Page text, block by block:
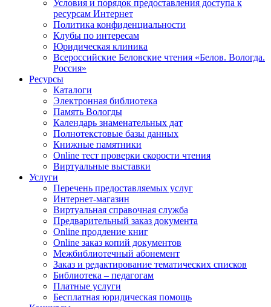
Условия и порядок предоставления доступа к
ресурсам Интернет
Политика конфиденциальности
Клубы по интересам
Юридическая клиника
Всероссийские Беловские чтения «Белов. Вологда.
Россия»
Ресурсы
Каталоги
Электронная библиотека
Память Вологды
Календарь знаменательных дат
Полнотекстовые базы данных
Книжные памятники
Online тест проверки скорости чтения
Виртуальные выставки
Услуги
Перечень предоставляемых услуг
Интернет-магазин
Виртуальная справочная служба
Предварительный заказ документа
Online продление книг
Online заказ копий документов
Межбиблиотечный абонемент
Заказ и редактирование тематических списков
Библиотека – педагогам
Платные услуги
Бесплатная юридическая помощь